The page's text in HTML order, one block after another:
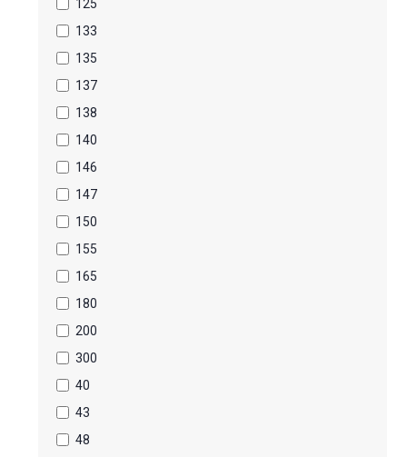
125
133
135
137
138
140
146
147
150
155
165
180
200
300
40
43
48